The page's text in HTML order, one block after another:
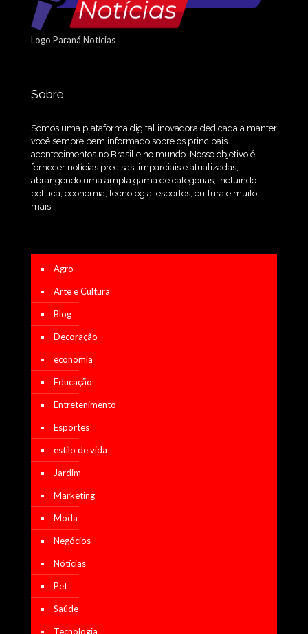
Logo Paraná Notícias
Sobre
Somos uma plataforma digital inovadora dedicada a manter
você sempre bem informado sobre os principais
acontecimentos no Brasil e no mundo. Nosso objetivo é
fornecer notícias precisas, imparciais e atualizadas,
abrangendo uma ampla gama de categorias, incluindo
política, economia, tecnologia, esportes, cultura e muito
mais.
Agro
Arte e Cultura
Blog
Decoração
economia
Educação
Entretenimento
Esportes
estilo de vida
Jardim
Marketing
Moda
Negócios
Nótícias
Pet
Saúde
Tecnologia